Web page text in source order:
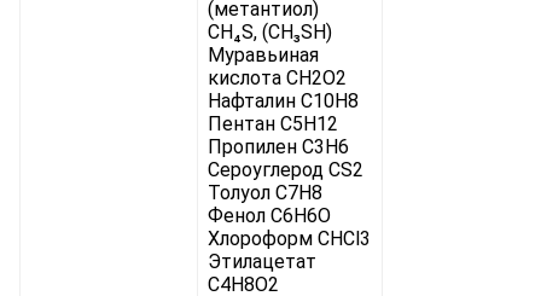
(метантиол)
CH₄S, (CH₃SH)
Муравьиная
кислота CH2O2
Нафталин C10H8
Пентан C5H12
Пропилен C3H6
Сероуглерод CS2
Толуол C7H8
Фенол C6H6O
Хлороформ CHCl3
Этилацетат
C4H8O2